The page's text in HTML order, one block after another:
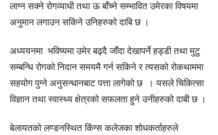
लाग्न सक्ने रोगव्याधी तथा ऊ बाँच्ने सम्भावित उमेरका विषयमा
अनुमान लगाउन सकिने उनिहरुको दाबि छ ।
अध्ययनमा भविष्यमा उमेर बढ्दै जाँदा देखापर्ने हड्डी तथा मुटु
सम्बन्धि रोगको निदान समयमै गर्न सकिने र त्यसको रोकथाममा
सहयोग पुग्ने अनुसन्धानबाट पत्ता लागेको छ । यसले चिकित्सा
विज्ञान तथा स्वास्थ्य क्षेत्रको सफलता हुने उनीहरुको दाबी छ ।
बेलायतको लण्डनस्थित किंग्स कलेजका शोधकर्ताहरुले